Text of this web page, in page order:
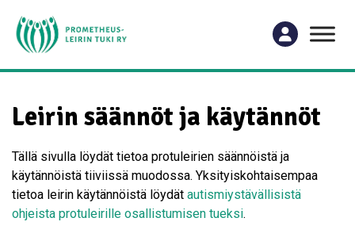
Leirin säännöt ja käytännöt
Tällä sivulla löydät tietoa protuleirien säännöistä ja
käytännöistä tiiviissä muodossa. Yksityiskohtaisempaa
tietoa leirin käytännöistä löydät autismiystävällisistä
ohjeista protuleirille osallistumisen tueksi.